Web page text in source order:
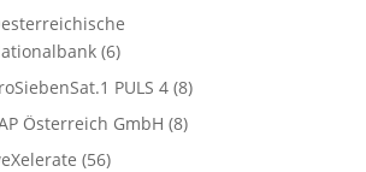
(6)
PULS 4 (8)
Österreich GmbH (8)
(56)